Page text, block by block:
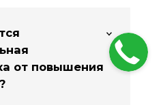
от повышения